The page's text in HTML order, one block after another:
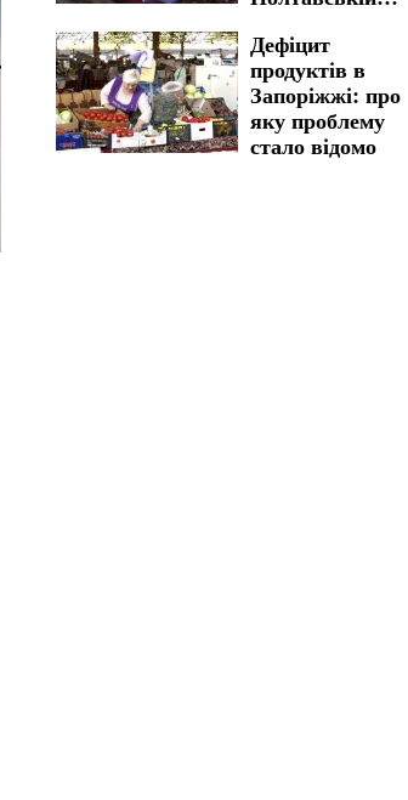
отримати бажану
допомогу
Дефіцит
продуктів в
Запоріжжі: про
яку проблему
стало відомо